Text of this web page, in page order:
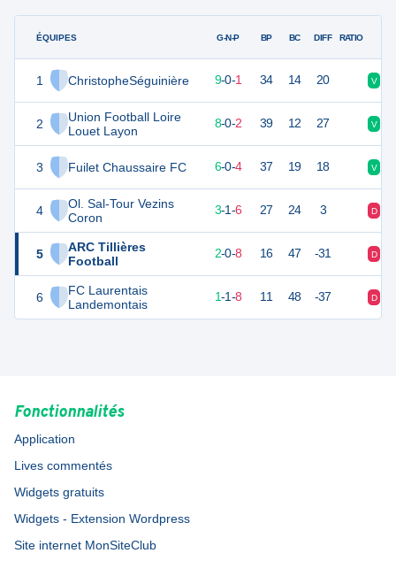
ÉQUIPES
1 ChristopheSéguinière
2
Union Football Loire
Louet Layon
3 Fuilet Chaussaire FC
4
Ol. Sal-Tour Vezins
Coron
5
ARC Tillières
Football
6
FC Laurentais
Landemontais
G-N-P BP BC DIFF RATIO
27 10 9-0-1 34 14 20 V
24 8-0-2 39 12 27 V
18 10 6-0-4 37 19 18 V
10 3-1-6 27 24 3 D
2-0-8 16 47 -31 D
1-1-8 11 48 -37 D
Fonctionnalités
Application
Lives commentés
Widgets gratuits
Widgets - Extension Wordpress
Site internet MonSiteClub